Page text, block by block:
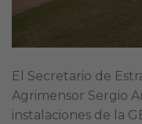
El Secretario de
Agrimensor Sergio
instalaciones de la